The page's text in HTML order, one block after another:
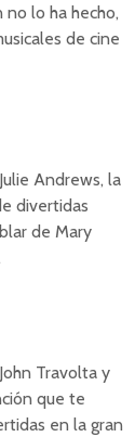
lo ha hecho,
de cine
Andrews, la
divertidas
de Mary
Travolta y
que te
en la gran